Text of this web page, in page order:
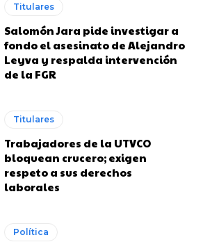
Titulares
Salomón Jara pide investigar a
fondo el asesinato de Alejandro
Leyva y respalda intervención
de la FGR
Titulares
Trabajadores de la UTVCO
bloquean crucero; exigen
respeto a sus derechos
laborales
Política